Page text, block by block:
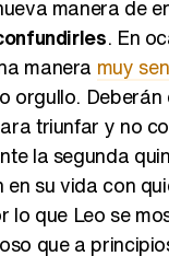
. En
maneramuy
orgullo.
triunfar y no
la segunda
en su vida con
lo que Leo se
que a